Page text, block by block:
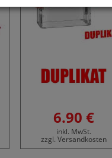
6.90 €
inkl. MwSt.
zzgl. Versandkosten